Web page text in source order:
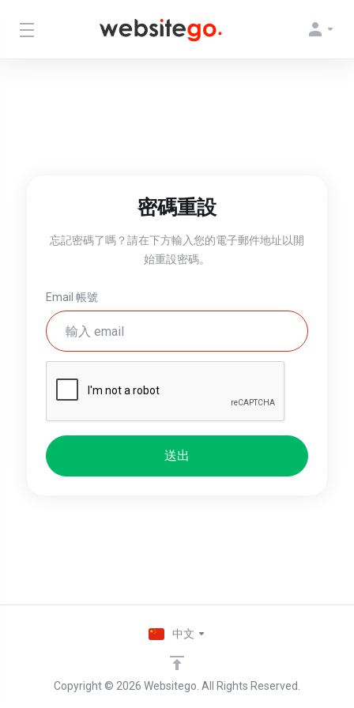
密碼重設
忘記密碼了嗎？請在下方輸入您的電子郵件地址以開
始重設密碼。
Email 帳號
送出
Copyright © 2026 Websitego. All Rights Reserved.
中文